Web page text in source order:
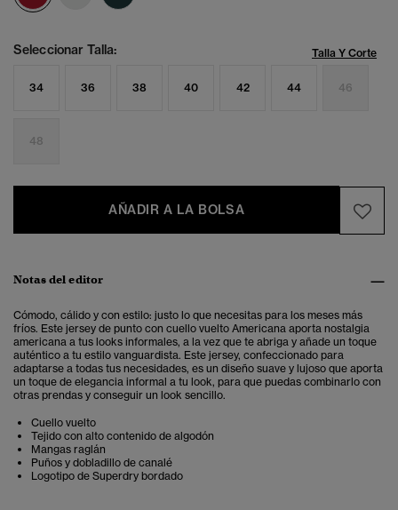
Seleccionar Talla: Talla Y Corte
34 36 38 40 42 44 46
48
AÑADIR A LA BOLSA
Notas del editor
Cómodo, cálido y con estilo: justo lo que necesitas para los meses más
fríos. Este jersey de punto con cuello vuelto Americana aporta nostalgia
americana a tus looks informales, a la vez que te abriga y añade un toque
auténtico a tu estilo vanguardista. Este jersey, confeccionado para
adaptarse a todas tus necesidades, es un diseño suave y lujoso que aporta
un toque de elegancia informal a tu look, para que puedas combinarlo con
otras prendas y conseguir un look sencillo.
Cuello vuelto
Tejido con alto contenido de algodón
Mangas raglán
Puños y dobladillo de canalé
Logotipo de Superdry bordado